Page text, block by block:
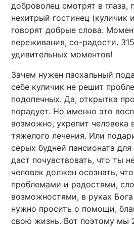
доброволец смотрят в глаза,
нехитрый гостинец (куличик
говорят добрые слова.
переживания, со-радости.
удивительных моментов!
Зачем нужен пасхальный
себе куличик не решит
подопечных. Да, открытка
порадует. Но именно это
возможно, укрепит человека
тяжелого лечения. Или
серых будней пансионата
даст почувствовать, что ты
человек должен осознать,
проблемами и радостями,
возможностями, в руках
нужно просить о помощи,
свою жизнь. Вот поэтому мы